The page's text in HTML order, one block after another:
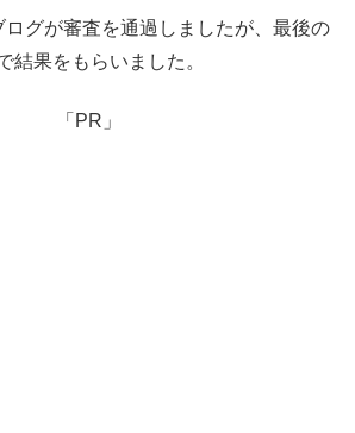
グが審査を通過しましたが、最後の
結果をもらいました。
「PR」